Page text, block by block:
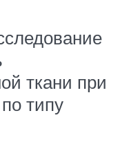
ткани при
типу